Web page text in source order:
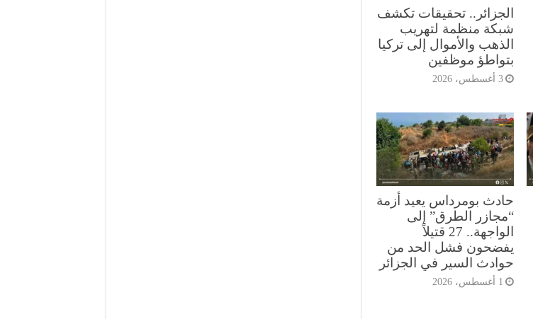
الجزائر.. تحقيقات تكشف
شبكة منظمة لتهريب
الذهب والأموال إلى تركيا
بتواطؤ موظفين
3 أغسطس، 2026
حادث بومرداس يعيد أزمة
“مجازر الطرق” إلى
الواجهة.. 27 قتيلاً
يفضحون فشل الحد من
حوادث السير في الجزائر
1 أغسطس، 2026